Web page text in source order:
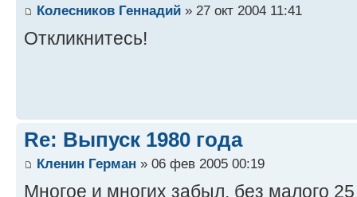
Колесников Геннадий » 27 окт 2004 11:41
Откликнитесь!
Re: Выпуск 1980 года
Кленин Герман » 06 фев 2005 00:19
Многое и многих забыл, без малого